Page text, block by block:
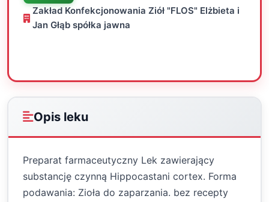
Zakład Konfekcjonowania Ziół "FLOS" Elżbieta i
Jan Głąb spółka jawna
Opis leku
Preparat farmaceutyczny Lek zawierający
substancję czynną Hippocastani cortex. Forma
podawania: Zioła do zaparzania. bez recepty